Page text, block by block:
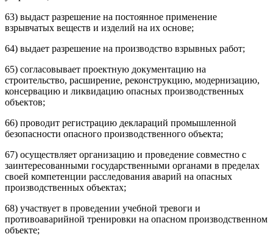
63) выдаст разрешение на постоянное применение
взрывчатых веществ и изделий на их основе;
64) выдает разрешение на производство взрывных работ;
65) согласовывает проектную документацию на
строительство, расширение, реконструкцию, модернизацию,
консервацию и ликвидацию опасных производственных
объектов;
66) проводит регистрацию деклараций промышленной
безопасности опасного производственного объекта;
67) осуществляет организацию и проведение совместно с
заинтересованными государственными органами в пределах
своей компетенции расследования аварий на опасных
производственных объектах;
68) участвует в проведении учебной тревоги и
противоаварийной тренировки на опасном производственном
объекте;